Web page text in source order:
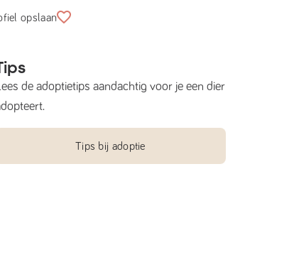
opslaan
de adoptietips aandachtig voor je een dier
Tips bij adoptie